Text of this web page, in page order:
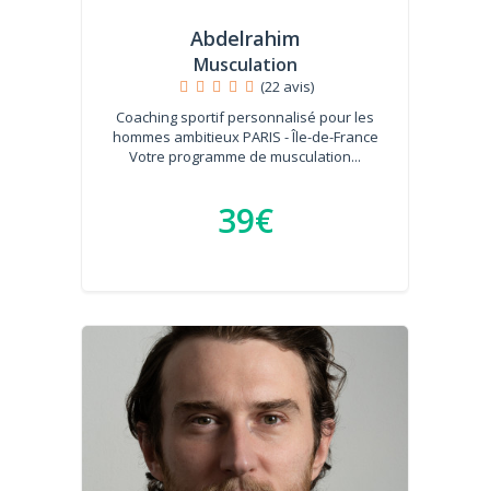
Abdelrahim
Musculation
(22 avis)
Coaching sportif personnalisé pour les
hommes ambitieux PARIS - Île-de-France
Votre programme de musculation...
39€